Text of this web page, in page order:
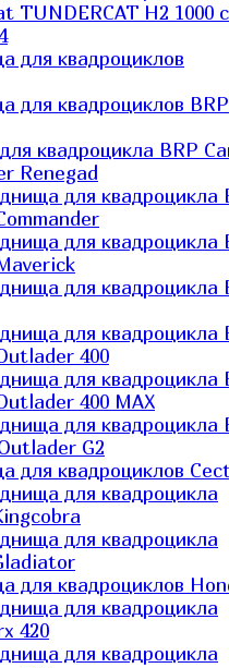
TUNDERCAT H2 1000 c
для квадроциклов
для квадроциклов BRP
квадроцикла BRP
Renegad
для квадроцикла
для квадроцикла
для квадроцикла
для квадроцикла
400
для квадроцикла
400 MAX
для квадроцикла
G2
для квадроциклов
для квадроцикла
для квадроцикла
для квадроциклов
для квадроцикла
420
для квадроцикла